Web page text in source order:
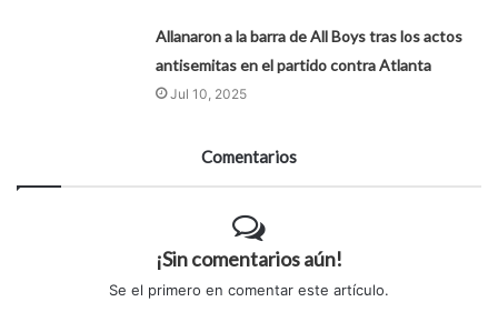
Allanaron a la barra de All Boys tras los actos
antisemitas en el partido contra Atlanta
Jul 10, 2025
Comentarios
¡Sin comentarios aún!
Se el primero en comentar este artículo.